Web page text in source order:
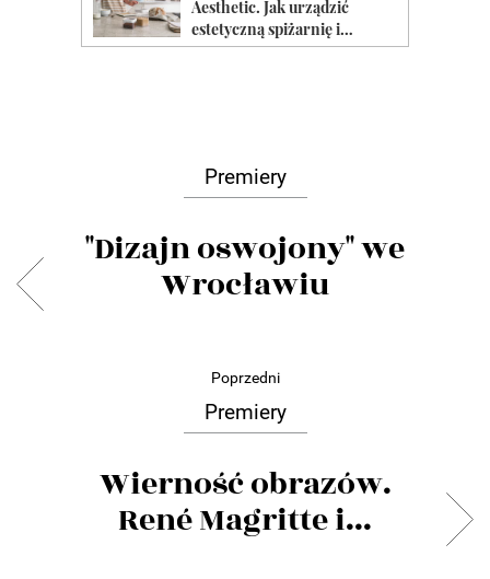
Premiery
"Dizajn oswojony" we
Wrocławiu
Poprzedni
Premiery
Wierność obrazów.
René Magritte i...